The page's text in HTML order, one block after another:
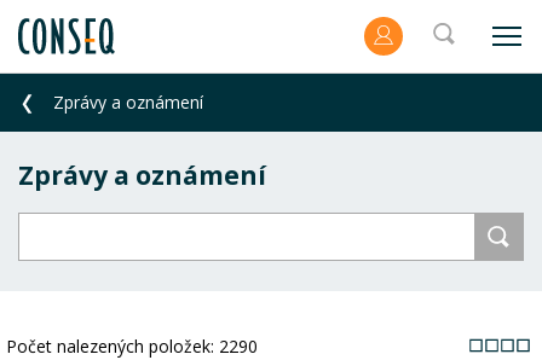
Zprávy a oznámení
Zprávy a oznámení
Počet nalezených položek: 2290